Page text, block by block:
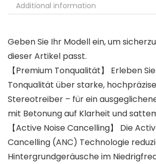
Additional information
Geben Sie Ihr Modell ein, um
dieser Artikel passt.
【Premium Tonqualität】 Erleben
Tonqualität über starke,
Stereotreiber – für ein
mit Betonung auf Klarheit und
【Active Noise Cancelling】 Die
Cancelling (ANC) Technologie
Hintergrundgeräusche im